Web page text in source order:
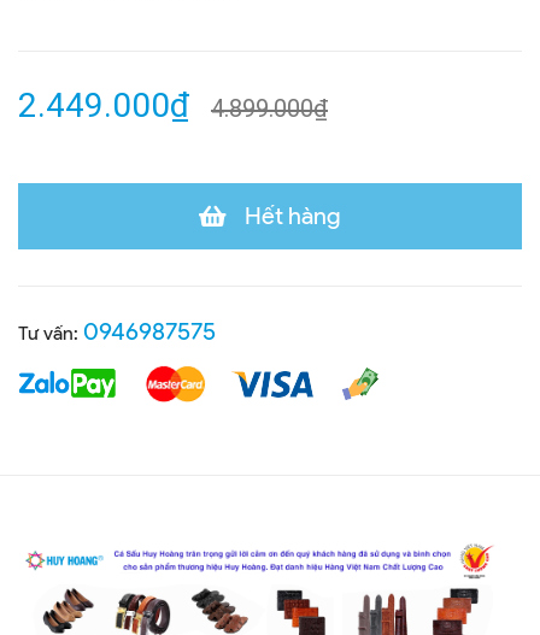
2.449.000₫ 4.899.000₫
Hết hàng
Tư vấn: 0946987575